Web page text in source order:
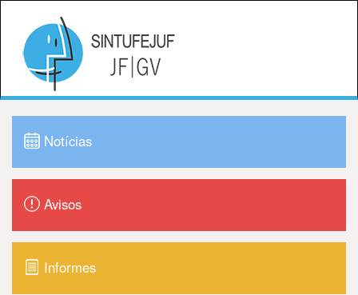
Notícias
Avisos
Informes